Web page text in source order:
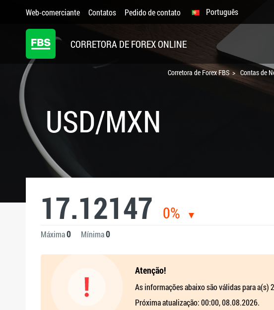
Web-comerciante Contatos Pedido de contato Português
CORRETORA DE FOREX ONLINE
Corretora de Forex FBS Contas de
USD/MXN
17.12147 0%
Máxima0 Mínima0
Atenção!
As informações abaixo são válidas para a(s)
Próxima atualização: 00:00, 08.08.2026.